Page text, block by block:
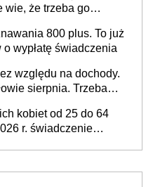
wie, że trzeba go
800 plus. To już
wypłatę świadczenia
względu na dochody.
sierpnia. Trzeba
kobiet od 25 do 64
r. świadczenie